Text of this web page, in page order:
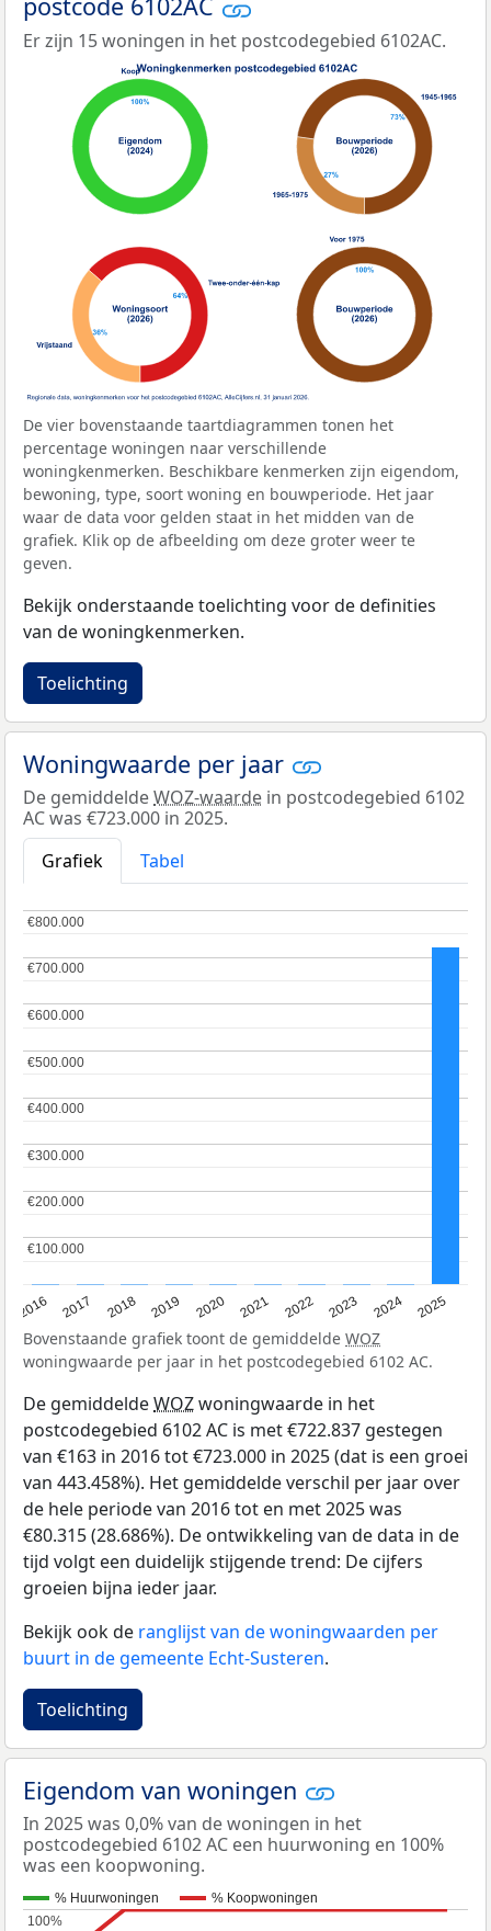
Er zijn 15 woningen in het postcodegebied 6102AC.
De vier bovenstaande taartdiagrammen tonen het
percentage woningen naar verschillende
woningkenmerken. Beschikbare kenmerken zijn eigendom,
bewoning, type, soort woning en bouwperiode. Het jaar
waar de data voor gelden staat in het midden van de
grafiek. Klik op de afbeelding om deze groter weer te
geven.
Bekijk onderstaande toelichting voor de definities
van de woningkenmerken.
Toelichting
Woningwaarde per jaar
De gemiddeldeWOZ-waarde in postcodegebied 6102
AC was €723.000 in 2025.
Grafiek
Tabel
2016 2017 2018 2019 2020 2021 2022 2023 2024 2025
€100.000
€100.000
€200.000
€200.000
€300.000
€300.000
€400.000
€400.000
€500.000
€500.000
€600.000
€600.000
€700.000
€700.000
€800.000
€800.000
Bovenstaande grafiek toont de gemiddelde WOZ
woningwaarde per jaar in het postcodegebied 6102 AC.
De gemiddeldeWOZwoningwaarde in het
postcodegebied 6102 AC is met €722.837 gestegen
van €163 in 2016 tot €723.000 in 2025 (dat is een groei
van 443.458%). Het gemiddelde verschil per jaar over
de hele periode van 2016 tot en met 2025 was
€80.315 (28.686%). De ontwikkeling van de data in de
tijd volgt een duidelijk stijgende trend: De cijfers
groeien bijna ieder jaar.
Bekijk ook de ranglijst van de woningwaarden per
buurt in de gemeente Echt-Susteren.
Toelichting
Eigendom van woningen
In 2025 was 0,0% van de woningen in het
postcodegebied 6102 AC een huurwoning en 100%
was een koopwoning.
% Huurwoningen
% Koopwoningen
100%
100%